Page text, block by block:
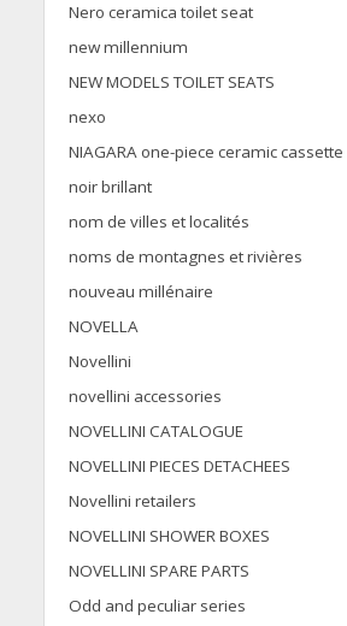
Nero ceramica toilet seat
new millennium
NEW MODELS TOILET SEATS
nexo
NIAGARA one-piece ceramic cassette
noir brillant
nom de villes et localités
noms de montagnes et rivières
nouveau millénaire
NOVELLA
Novellini
novellini accessories
NOVELLINI CATALOGUE
NOVELLINI PIECES DETACHEES
Novellini retailers
NOVELLINI SHOWER BOXES
NOVELLINI SPARE PARTS
Odd and peculiar series